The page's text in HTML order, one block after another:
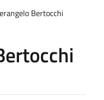
Bertocchi